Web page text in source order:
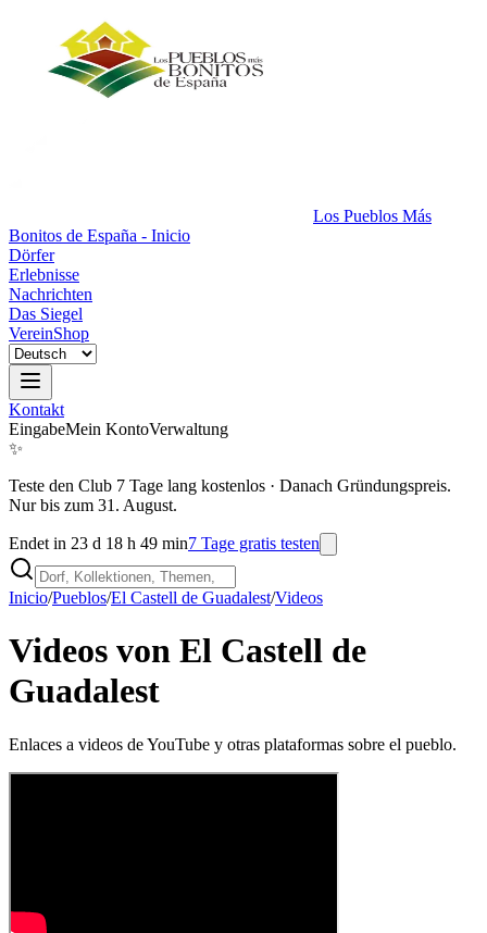
Los Pueblos Más
Bonitos de España - Inicio
Dörfer
Erlebnisse
Nachrichten
Das Siegel
VereinShop
Kontakt
EingabeMein KontoVerwaltung
✨
Teste den Club 7 Tage lang kostenlos · Danach Gründungspreis.
Nur bis zum 31. August.
Endet in 23 d 18 h 49 min7 Tage gratis testen
Inicio/Pueblos/El Castell de Guadalest/Videos
Videos von El Castell de
Guadalest
Enlaces a videos de YouTube y otras plataformas sobre el pueblo.